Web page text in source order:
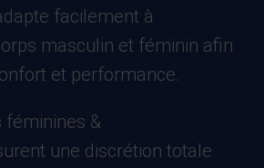
facilement à
masculin et féminin afin
et performance.
féminines &
une discrétion totale